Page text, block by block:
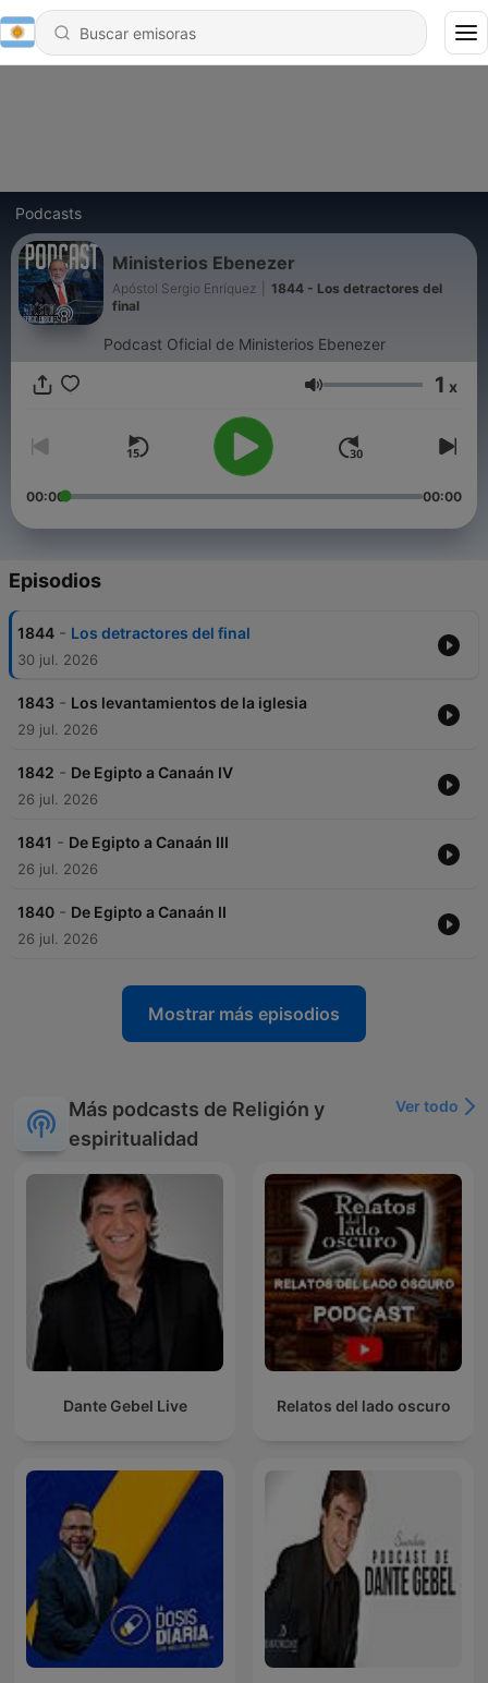
Podcasts
Ministerios Ebenezer
Apóstol Sergio Enríquez
1844 - Los detractores del
final
Podcast Oficial de Ministerios Ebenezer
Volumen 1 x
00:00 00:00
Episodios
1844 - Los detractores del final
30 jul. 2026
1843 - Los levantamientos de la iglesia
29 jul. 2026
1842 - De Egipto a Canaán IV
26 jul. 2026
1841 - De Egipto a Canaán III
26 jul. 2026
1840 - De Egipto a Canaán II
26 jul. 2026
Mostrar más episodios
Más podcasts de Religión y
espiritualidad
Ver todo
Dante Gebel Live Relatos del lado oscuro